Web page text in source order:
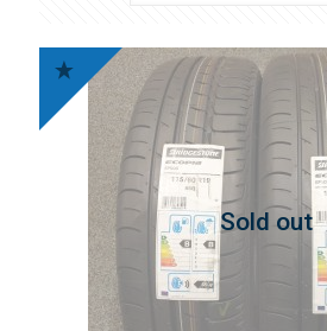
Sold out